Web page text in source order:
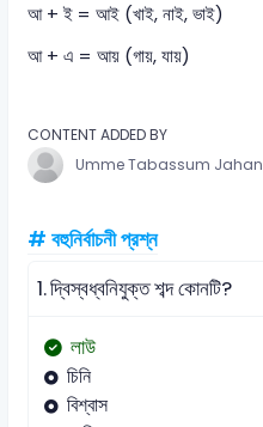
আ + ই = আই (খাই, নাই, ভাই)
আ + এ = আয় (গায়, যায়)
CONTENT ADDED BY
Umme Tabassum Jahan
# বহুনির্বাচনী প্রশ্ন
1.দ্বিস্বধ্বনিযুক্ত শব্দ কোনটি?
লাউ
চিনি
বিশ্বাস